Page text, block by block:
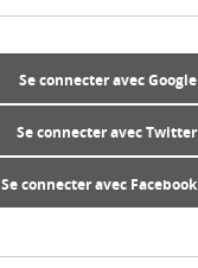
Se connecter avec Google
Se connecter avec Twitter
Se connecter avec Facebook